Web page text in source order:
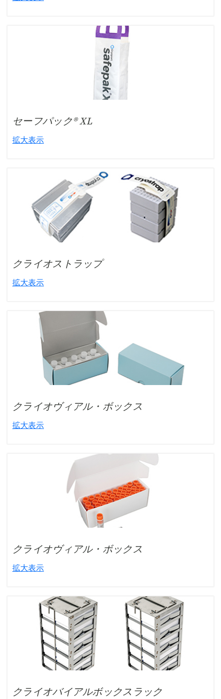
セーフパック® XL
拡大表示
クライオストラップ
拡大表示
クライオヴィアル・ボックス
拡大表示
クライオヴィアル・ボックス
拡大表示
クライオバイアルボックスラック